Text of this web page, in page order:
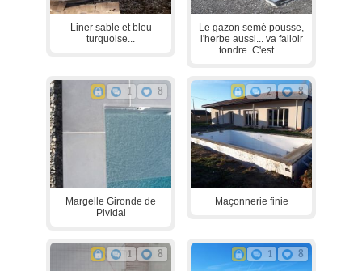
Liner sable et bleu
turquoise...
Le gazon semé pousse,
l'herbe aussi... va falloir
tondre. C'est ...
1 8
Margelle Gironde de
Pividal
2 8
Maçonnerie finie
1 8 1 8